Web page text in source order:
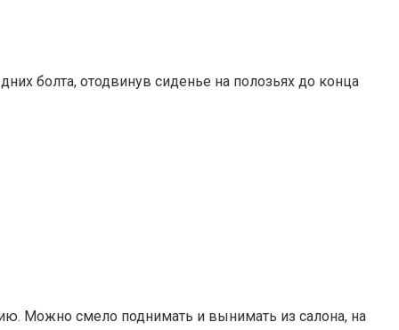
болта, отодвинув сиденье на полозьях до конца
Можно смело поднимать и вынимать из салона, на